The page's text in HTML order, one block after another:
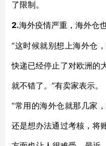
了限制。
2.海外疫情严重，海外仓
“这时候就别想上海外仓
快递已经停止了对欧洲的
就不错了。”有卖家表示。
“常用的海外仓就那几家
还是想办法通过考核，将